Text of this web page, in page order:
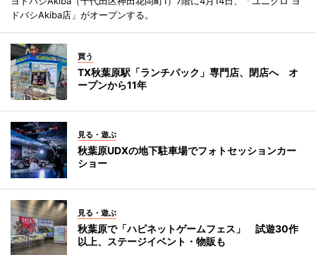
ドバシAkiba店」がオープンする。
買う
TX秋葉原駅「ランチパック」専門店、閉店へ オ
ープンから11年
見る・遊ぶ
秋葉原UDXの地下駐車場でフォトセッションカー
ショー
見る・遊ぶ
秋葉原で「ハピネットゲームフェス」 試遊30作
以上、ステージイベント・物販も